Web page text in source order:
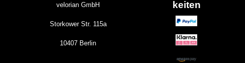
velorian GmbH
Storkower Str. 115a
10407 Berlin
keiten